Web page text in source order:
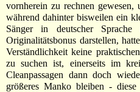
vornherein zu rechnen
während dahinter bisweilen ein
Sänger in deutscher
Originalitätsbonus darstellen,
Verständlichkeit keine
zu suchen ist, einerseits im
Cleanpassagen dann doch
größeres Manko bleiben -